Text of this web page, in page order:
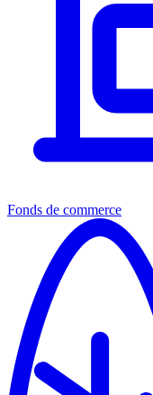
Fonds de commerce